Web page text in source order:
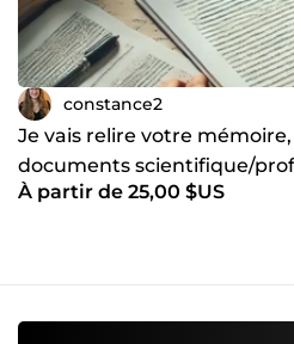
constance2
Je vais relire votre
documents scientifique/
À partir de 25,00 $US